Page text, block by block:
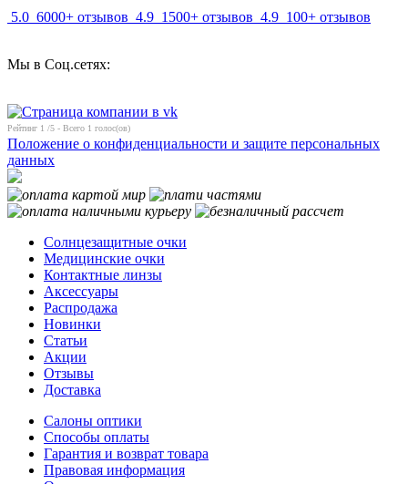
5.0 6000+ отзывов 4.9 1500+ отзывов 4.9 100+ отзывов
Мы в Соц.сетях:
Рейтинг 1 /5 - Всего 1 голос(ов)
Положение о конфиденциальности и защите персональных
данных
Солнцезащитные очки
Медицинские очки
Контактные линзы
Аксессуары
Распродажа
Новинки
Статьи
Акции
Отзывы
Доставка
Салоны оптики
Способы оплаты
Гарантия и возврат товара
Правовая информация